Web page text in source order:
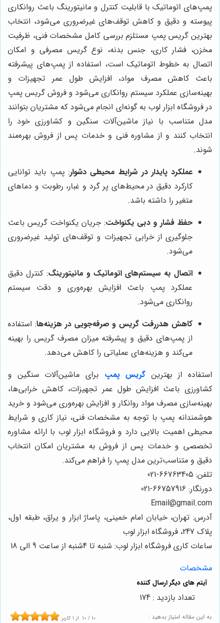
پمپ‌های اتوماتیک با قابلیت کنترل و مانیتورینگ باعث روانکاری
پیوسته و دقیق و کاهش توقف‌های غیرضروری می‌شود، انتخاب
بهترین گریس پمپ مستلزم بررسی کامل مشخصات فنی، ظرفیت
مخزن، فشار کاری، جنس بدنه، نوع گریس مصرفی و امکان
اتصال به خطوط اتوماتیک است، استفاده از پمپ‌های پیشرفته
باعث کاهش مصرف مواد، افزایش طول عمر تجهیزات و
بهینه‌سازی عملکرد سیستم روانکاری می‌شود و فروش گریس پمپ
در فروشگاه ابزار لوب به گونه‌ای انجام می‌شود که مشتریان بتوانند
مدل متناسب با نیاز ماشین‌آلات سنگین و کشاورزی خود را
انتخاب کنند و از مشاوره فنی و خدمات پس از فروش بهره‌مند
شوند.
عملکرد پایدار در شرایط محیطی دشوار: پمپ باید توانایی
کارکرد دقیق در محیط‌های پر گرد و غبار، رطوبت و دماهای
متغیر را داشته باشد.
حفظ فشار و دبی یکنواخت: جریان یکنواخت گریس باعث
جلوگیری از خرابی تجهیزات و توقف‌های تولید غیرضروری
می‌شود.
اتصال به سیستم‌های اتوماتیک و مانیتورینگ: کنترل دقیق
عملکرد پمپ باعث افزایش بهره‌وری و دقت سیستم
روانکاری می‌شود.
کاهش هدررفت گریس و صرفه‌جویی در هزینه‌ها: استفاده
از پمپ‌های دقیق و پیشرفته میزان مصرف گریس را بهینه
می‌کند و هزینه‌های عملیاتی را کاهش می‌دهد.
استفاده از بهترین گریس پمپ‌ برای ماشین‌آلات سنگین و
کشاورزی باعث افزایش طول عمر تجهیزات، کاهش خرابی‌ها،
بهینه‌سازی مصرف مواد روانکار و افزایش بهره‌وری می‌شود و خرید
هوشمندانه پمپ با توجه به مشخصات فنی، نیاز کاری و شرایط
محیطی اهمیت بالایی دارد و فروشگاه ابزار لوب با ارائه مشاوره
تخصصی و خدمات پس از فروش به مشتریان امکان انتخاب
دقیق و متناسب‌ترین مدل پمپ را فراهم می‌کند.
تلفن: 66763405-021
دورنگار: 66757916-021
Email@gmail.com
آدرس: تهران، خیابان امام خمینی، پاساژ ابزار و یراق، طبقه اول،
پلاک 247، فروشگاه ابزار لوب
ساعات کاری فروشگاه ابزار لوب: شنبه تا 4شنبه از ساعت 9 الی 18
مشخصات
به این مقاله امتیاز بدهید : 10 / 10 از 1 کاربر
تعداد بازدید : 174